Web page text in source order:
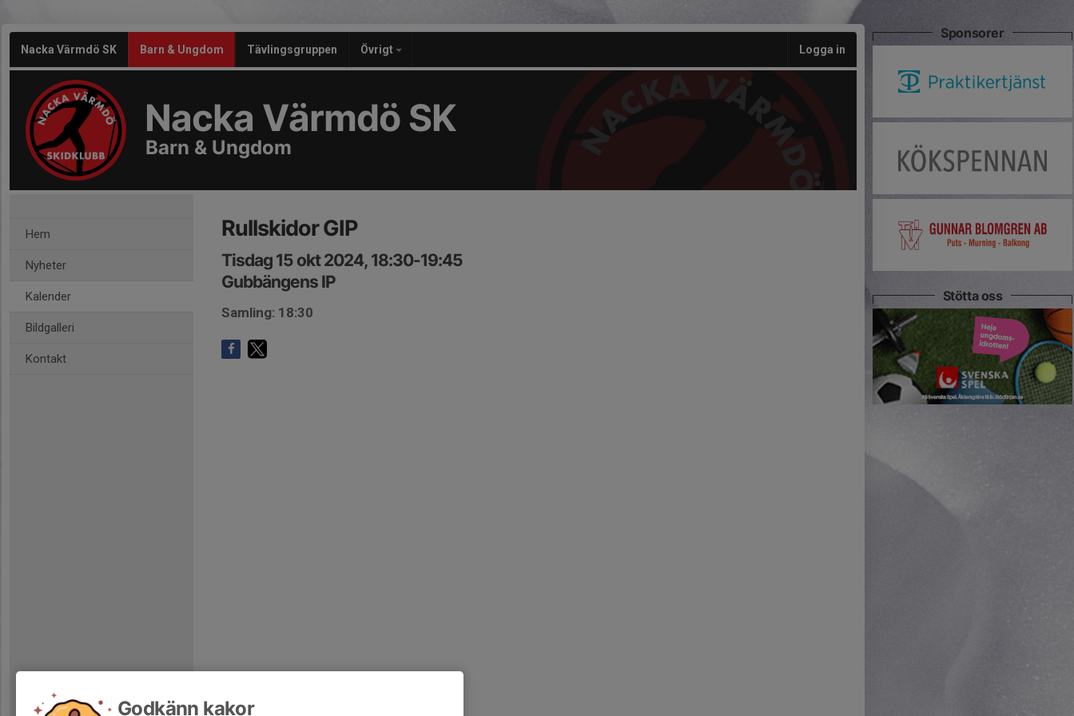
Nacka Värmdö SK Barn & Ungdom Tävlingsgruppen Övrigt Logga in
Nacka Värmdö SK
Barn & Ungdom
Hem
Nyheter
Kalender
Bildgalleri
Kontakt
Rullskidor GIP
Tisdag 15 okt 2024, 18:30-19:45
Gubbängens IP
Samling: 18:30
Sponsorer
Stötta oss
Godkänn kakor